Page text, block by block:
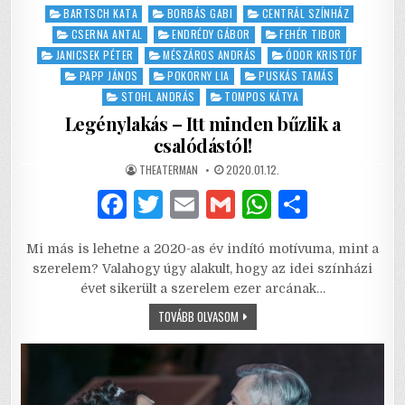
Posted
in
BARTSCH KATA BORBÁS GABI
CENTRÁL SZÍNHÁZ
CSERNA ANTAL
ENDRÉDY GÁBOR
FEHÉR TIBOR
JANICSEK PÉTER
MÉSZÁROS ANDRÁS
ÓDOR KRISTÓF
PAPP JÁNOS
POKORNY LIA
PUSKÁS TAMÁS
STOHL ANDRÁS
TOMPOS KÁTYA
Legénylakás – Itt minden bűzlik a
csalódástól!
AUTHOR:
THEATERMAN PUBLISHED
DATE:
2020.01.12.
F
c
e
o
o
T
it
te
r
E
ai
l
G
ai
l
W
at
s
p
p
ar
e
Mi más is lehetne a 2020-as év indító motívuma, mint a
szerelem? Valahogy úgy alakult, hogy az idei színházi
évet sikerült a szerelem ezer arcának…
TOVÁBB OLVASOMLEGÉNYLAKÁS
–
BŰZLIK
A
CSALÓDÁSTÓL!